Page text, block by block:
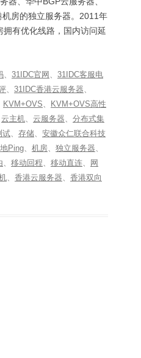
房的独立服务器。2011年
有优化线路，国内访问延
、 31IDC官网 、 31IDC客服电
、 31IDC香港云服务器、
KVM+OVS、
KVM+OVS高性
云主机、 云服务器、 分布式集
试、 存储、 安徽众仁联合科技
Ping、 机房、 独立服务器、
、 移动回程、 移动直连、
网
、 香港云服务器、 香港双向